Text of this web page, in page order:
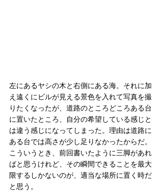
左にあるヤシの木と右側にある海。それに加
え遠くにビルが見える景色を入れて写真を撮
りたくなったが、道路のところどころある台
に置いたところ、自分の希望している感じと
は違う感じになってしまった。理由は道路に
ある台では高さが少し足りなかったからだ。
こういうとき、前回書いたように三脚があれ
ばと思うけれど、その瞬間できることを最大
限するしかないのが、適当な場所に置く時だ
と思う。